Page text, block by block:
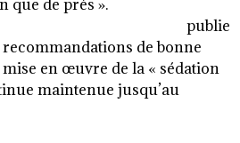
que de près ».
publie
recommandations de bonne
en œuvre de la « sédation
maintenue jusqu’au